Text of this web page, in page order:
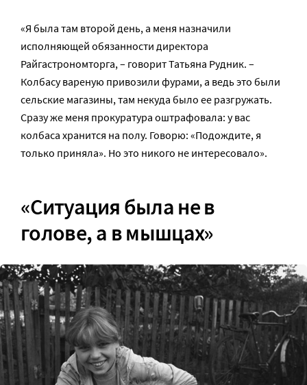
«Я была там второй день, а меня назначили
исполняющей обязанности директора
Райгастрономторга, – говорит Татьяна Рудник. –
Колбасу вареную привозили фурами, а ведь это были
сельские магазины, там некуда было ее разгружать.
Сразу же меня прокуратура оштрафовала: у вас
колбаса хранится на полу. Говорю: «Подождите, я
только приняла». Но это никого не интересовало».
«Ситуация была не в
голове, а в мышцах»